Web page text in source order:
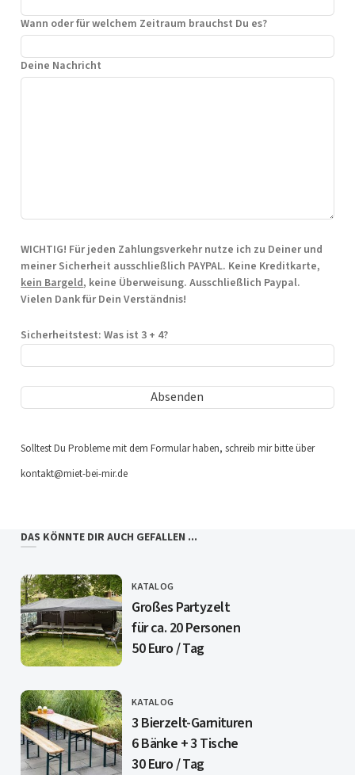
Wann oder für welchem Zeitraum brauchst Du es?
Deine Nachricht
WICHTIG! Für jeden Zahlungsverkehr nutze ich zu Deiner und
meiner Sicherheit ausschließlich PAYPAL. Keine Kreditkarte,
kein Bargeld, keine Überweisung. Ausschließlich Paypal.
Vielen Dank für Dein Verständnis!
Sicherheitstest: Was ist 3 + 4?
Solltest Du Probleme mit dem Formular haben, schreib mir bitte über
kontakt@miet-bei-mir.de
DAS KÖNNTE DIR AUCH GEFALLEN ...
CATEGORY
KATALOG
Großes Partyzelt
für ca. 20 Personen
50 Euro / Tag
CATEGORY
KATALOG
3 Bierzelt-Garnituren
6 Bänke + 3 Tische
30 Euro / Tag